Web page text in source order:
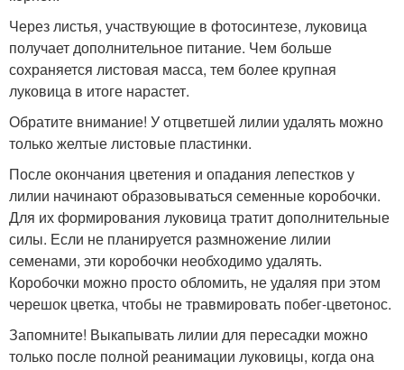
Через листья, участвующие в фотосинтезе, луковица
получает дополнительное питание. Чем больше
сохраняется листовая масса, тем более крупная
луковица в итоге нарастет.
Обратите внимание! У отцветшей лилии удалять можно
только желтые листовые пластинки.
После окончания цветения и опадания лепестков у
лилии начинают образовываться семенные коробочки.
Для их формирования луковица тратит дополнительные
силы. Если не планируется размножение лилии
семенами, эти коробочки необходимо удалять.
Коробочки можно просто обломить, не удаляя при этом
черешок цветка, чтобы не травмировать побег-цветонос.
Запомните! Выкапывать лилии для пересадки можно
только после полной реанимации луковицы, когда она